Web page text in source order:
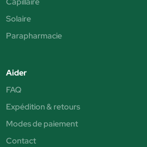
Solaire
Parapharmacie
Aider
FAQ
Expédition & retours
Modes de paiement
Contact